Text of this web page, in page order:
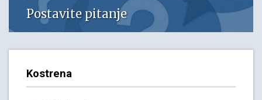
Postavite pitanje
Kostrena